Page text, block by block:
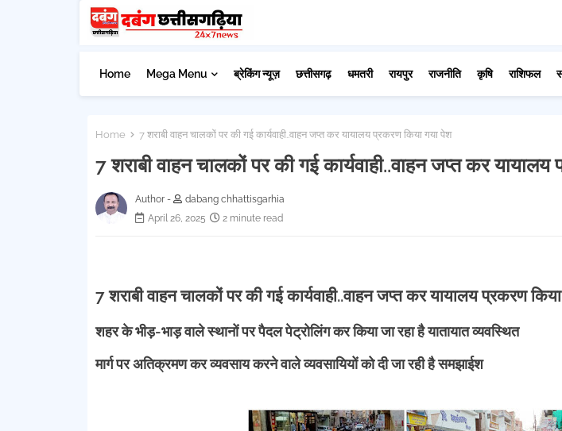
Home Mega Menu ब्रेकिंग न्यूज़ छत्तीसगढ़ धमतरी रायपुर राजनीति कृषि राशिफल
Home 7 शराबी वाहन चालकों पर की गई कार्यवाही..वाहन जप्त कर यायालय प्रकरण किया गया पेश
7 शराबी वाहन चालकों पर की गई कार्यवाही..वाहन जप्त कर
Author -
dabang chhattisgarhia
April 26, 2025
2 minute read
7 शराबी वाहन चालकों पर की गई कार्यवाही..वाहन जप्त कर यायालय प्रकरण
शहर के भीड़-भाड़ वाले स्थानों पर पैदल पेट्रोलिंग कर किया जा रहा है यातायात व्यवस्थित
मार्ग पर अतिक्रमण कर व्यवसाय करने वाले व्यवसायियों को दी जा रही है समझाईश